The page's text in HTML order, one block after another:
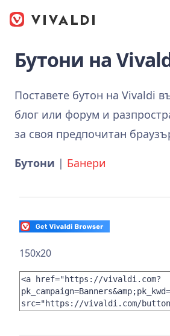
Бутони на
Поставете бутон на Vivaldi
блог или форум и
за своя предпочитан
Бутони | Банери
150x20